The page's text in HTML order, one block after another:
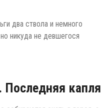
два ствола и немного
никуда не девшегося
капля